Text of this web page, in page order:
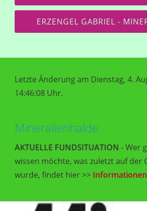
ERZENGEL GABRIEL -
Letzte Änderung am Dienstag, 4.
14:46:08 Uhr.
Mineralienhalde
AKTUELLE FUNDSITUATION - Wer
wissen möchte, was zuletzt auf der
wurde, findet hier >>